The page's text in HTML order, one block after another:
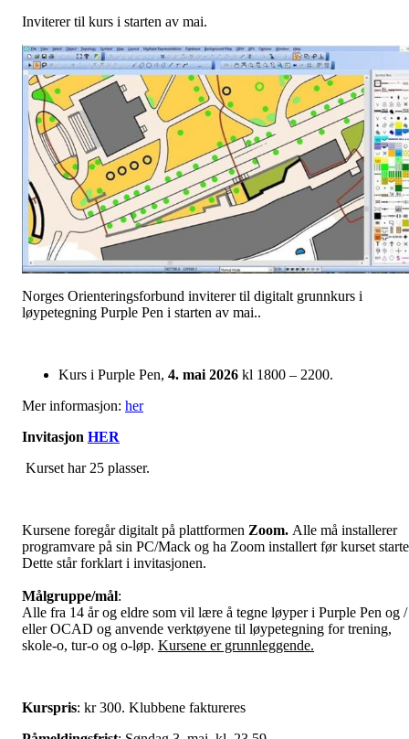
Inviterer til kurs i starten av mai.
Norges Orienteringsforbund inviterer til digitalt grunnkurs i
løypetegning Purple Pen i starten av mai..
Kurs i Purple Pen, 4. mai 2026 kl 1800 – 2200.
Mer informasjon: her
Invitasjon HER
Kurset har 25 plasser.
Kursene foregår digitalt på plattformen Zoom. Alle må installerer
programvare på sin PC/Mack og ha Zoom installert før kurset
Dette står forklart i invitasjonen.
Målgruppe/mål:
Alle fra 14 år og eldre som vil lære å tegne løyper i Purple Pen og /
eller OCAD og anvende verktøyene til løypetegning for trening,
skole-o, tur-o og o-løp. Kursene er grunnleggende.
Kurspris: kr 300. Klubbene faktureres